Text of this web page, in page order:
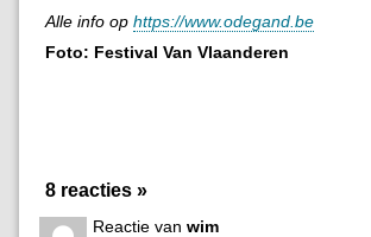
Alle info op https://www.odegand.be
Foto: Festival Van Vlaanderen
8 reacties »
Reactie van wim